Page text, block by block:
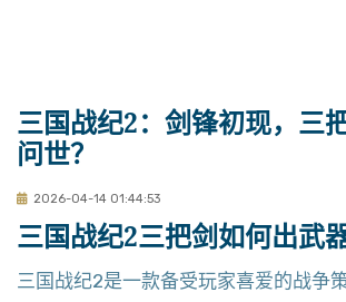
三国战纪2：剑锋初现，三
问世？
2026-04-14 01:44:53
三国战纪2三把剑如何出武
三国战纪2是一款备受玩家喜爱的战争